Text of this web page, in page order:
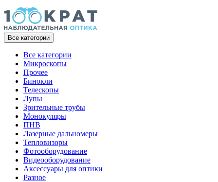
Все категории
Все категории
Микроскопы
Прочее
Бинокли
Телескопы
Лупы
Зрительные трубы
Монокуляры
ПНВ
Лазерные дальномеры
Тепловизоры
Фотооборудование
Видеооборудование
Аксессуары для оптики
Разное